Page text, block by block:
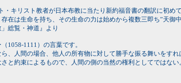
・キリスト教者が日本布教に当たり新約福音書の翻訳に初
在は生命を持ち、その生命の力は始めから複数三即ち”天
総覧・神道』より
1058‐1111）の言葉です。
、人間の場合、他人の所有物に対して勝手な振る舞いを
と約束によるもので、人間の側の当然の権利としてではな